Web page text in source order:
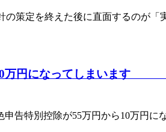
策定を終えた後に直面するのが「
が10万円になってしまい
告特別控除が55万円から10万円に